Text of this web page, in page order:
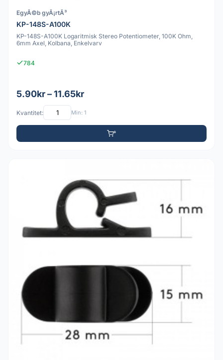
EgyÃ©b gyÃ¡rtÃ³
KP-148S-A100K
KP-148S-A100K Logaritmisk Stereo Potentiometer, 100K Ohm,
6mm Axel, Kolbana, Enkelvarv
784
5.90kr – 11.65kr
Kvantitet: Min: 1